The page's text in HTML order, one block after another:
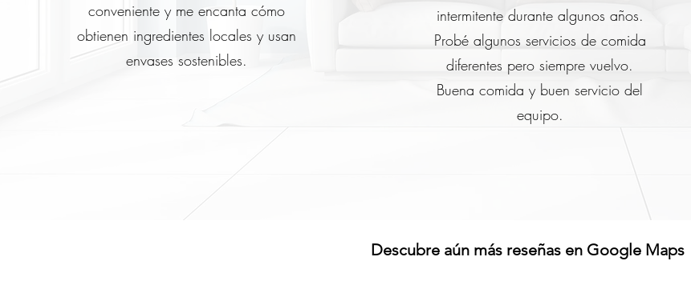
conveniente y me encanta cómo
obtienen ingredientes locales y usan
envases sostenibles.
intermitente durante algunos años.
Probé algunos servicios de comida
diferentes pero siempre vuelvo.
Buena comida y buen servicio del
equipo.
Descubre aún más reseñas en Google Maps